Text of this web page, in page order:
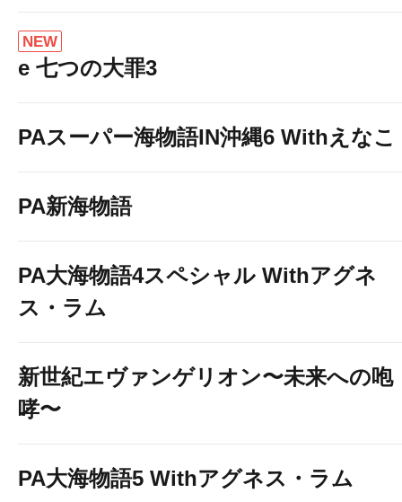
NEW
e 七つの大罪3
PAスーパー海物語IN沖縄6 Withえなこ
PA新海物語
PA大海物語4スペシャル Withアグネ
ス・ラム
新世紀エヴァンゲリオン〜未来への咆
哮〜
PA大海物語5 Withアグネス・ラム